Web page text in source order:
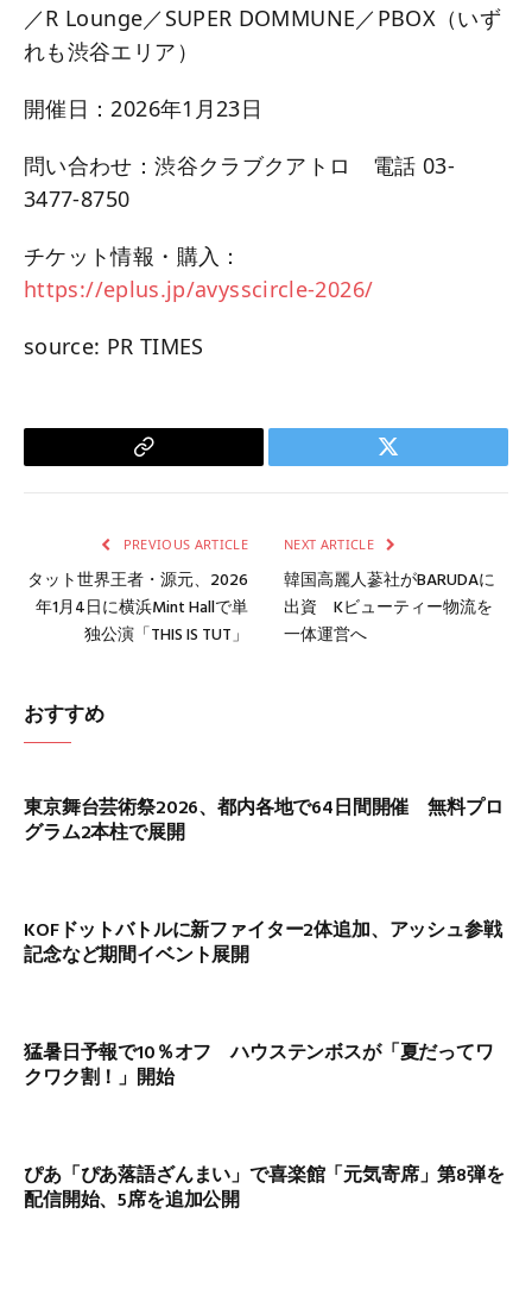
／R Lounge／SUPER DOMMUNE／PBOX（いず
れも渋谷エリア）
開催日：2026年1月23日
問い合わせ：渋谷クラブクアトロ 電話 03-
3477-8750
チケット情報・購入：
https://eplus.jp/avysscircle-2026/
source: PR TIMES
Copy
Twitter
PREVIOUS ARTICLE
タット世界王者・源元、2026
年1月4日に横浜Mint Hallで単
独公演「THIS IS TUT」
NEXT ARTICLE
韓国高麗人蔘社がBARUDAに
出資 Kビューティー物流を
一体運営へ
おすすめ
東京舞台芸術祭2026、都内各地で64日間開催 無料プロ
グラム2本柱で展開
KOFドットバトルに新ファイター2体追加、アッシュ参戦
記念など期間イベント展開
猛暑日予報で10％オフ ハウステンボスが「夏だってワ
クワク割！」開始
ぴあ「ぴあ落語ざんまい」で喜楽館「元気寄席」第8弾を
配信開始、5席を追加公開